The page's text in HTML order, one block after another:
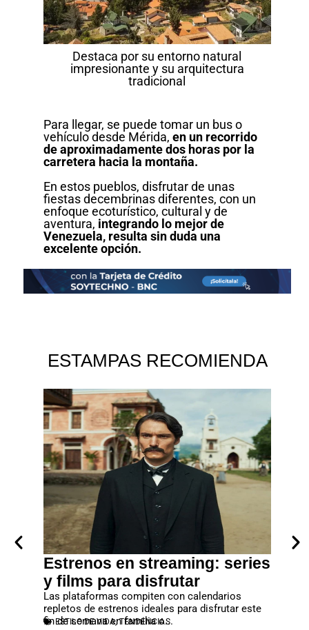
Destaca por su entorno natural
impresionante y su arquitectura
tradicional
Para llegar, se puede tomar un bus o
vehículo desde Mérida,en un recorrido
de aproximadamente dos horas por la
carretera hacia la montaña.
En estos pueblos, disfrutar de unas
fiestas decembrinas diferentes, con un
enfoque ecoturístico, cultural y de
aventura, integrando lo mejor de
Venezuela, resulta sin duda una
excelente opción.
ESTAMPAS RECOMIENDA
Estrenos en streaming: series
y films para disfrutar
Las plataformas compiten con calendarios
repletos de estrenos ideales para disfrutar este
fin de semana en familia o...
ESTILO DE VIDA,TENDENCIAS